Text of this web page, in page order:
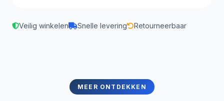
Veilig winkelen Snelle levering Retourneerbaar
MEER ONTDEKKEN